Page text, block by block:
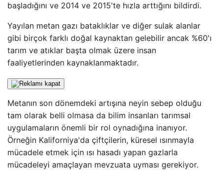
başladığını ve 2014 ve 2015'te hızla arttığını bildirdi.
Yayılan metan gazı bataklıklar ve diğer sulak alanlar
gibi birçok farklı doğal kaynaktan gelebilir ancak %60'ı
tarım ve atıklar başta olmak üzere insan
faaliyetlerinden kaynaklanmaktadır.
Metanın son dönemdeki artışına neyin sebep olduğu
tam olarak belli olmasa da bilim insanları tarımsal
uygulamaların önemli bir rol oynadığına inanıyor.
Örneğin Kaliforniya'da çiftçilerin, küresel ısınmayla
mücadele etmek için ısı hasadı yapan gazlarla
mücadeleyi amaçlayan mevzuata uyması gerekiyor.